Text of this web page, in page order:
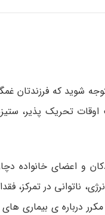
شوید که فرزندتان
اوقات تحریک پذیر،
و اعضای خانواده
ناتوانی در تمرکز،
درباره­ ی بیماری­